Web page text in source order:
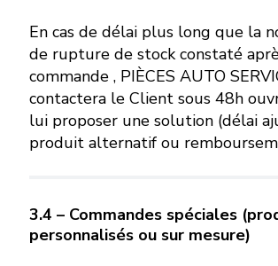
En cas de délai plus long que la
de rupture de stock constaté
commande , PIÈCES AUTO
contactera le Client sous 48h
lui proposer une solution (délai
produit alternatif ou
3.4 – Commandes spéciales
personnalisés ou sur mesure)